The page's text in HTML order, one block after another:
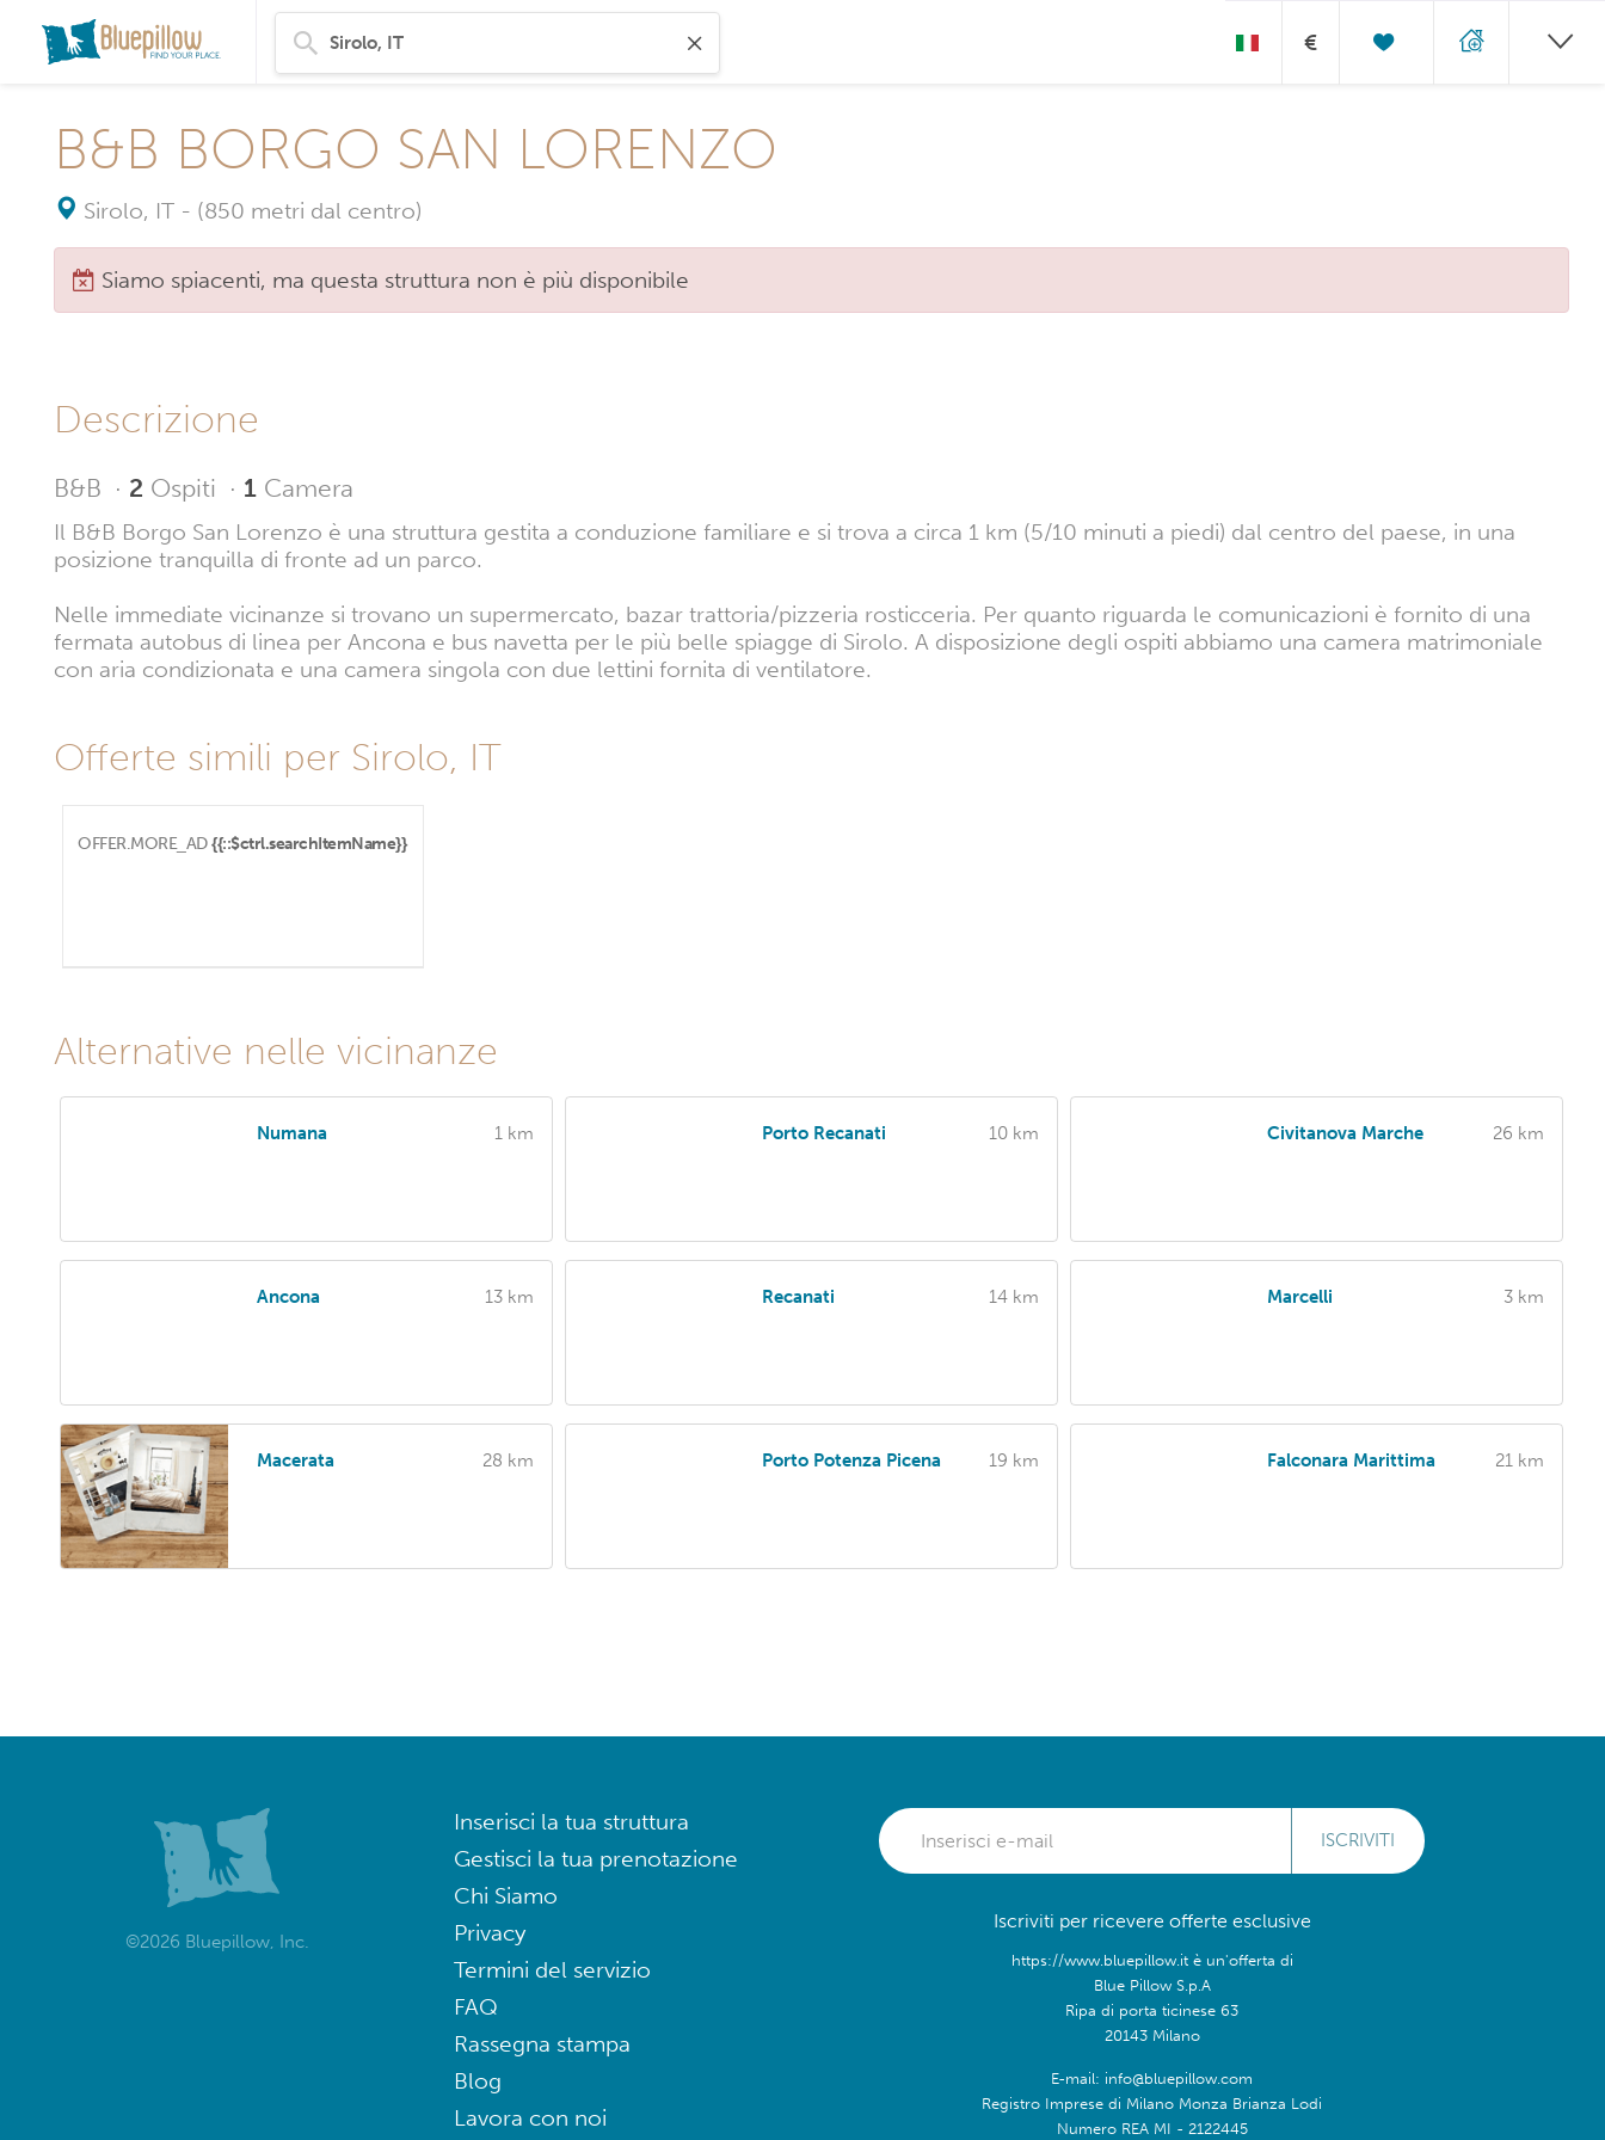
€
B&B BORGO SAN LORENZO
Sirolo, IT - (850 metri dal centro)
Siamo spiacenti, ma questa struttura non è più disponibile
Descrizione
B&B · 2 Ospiti · 1 Camera
Il B&B Borgo San Lorenzo è una struttura gestita a conduzione familiare e si trova a circa 1 km (5/10 minuti a piedi) dal centro del paese, in una
posizione tranquilla di fronte ad un parco.
Nelle immediate vicinanze si trovano un supermercato, bazar trattoria/pizzeria rosticceria. Per quanto riguarda le comunicazioni è fornito di una
fermata autobus di linea per Ancona e bus navetta per le più belle spiagge di Sirolo. A disposizione degli ospiti abbiamo una camera matrimoniale
con aria condizionata e una camera singola con due lettini fornita di ventilatore.
Offerte simili per Sirolo, IT
OFFER.MORE_AD {{::$ctrl.searchItemName}}
Alternative nelle vicinanze
Numana 1 km Porto Recanati 10 km Civitanova Marche 26 km
Ancona 13 km Recanati 14 km Marcelli 3 km
Macerata 28 km Porto Potenza Picena 19 km Falconara Marittima 21 km
©2026 Bluepillow, Inc.
Inserisci la tua struttura
Gestisci la tua prenotazione
Chi Siamo
Privacy
Termini del servizio
FAQ
Rassegna stampa
Blog
Lavora con noi
ISCRIVITI
Iscriviti per ricevere offerte esclusive
https://www.bluepillow.it è un'offerta di
Blue Pillow S.p.A
Ripa di porta ticinese 63
20143 Milano
E-mail: info@bluepillow.com
Registro Imprese di Milano Monza Brianza Lodi
Numero REA MI - 2122445